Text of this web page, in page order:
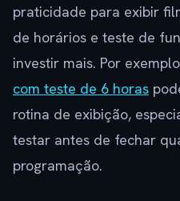
praticidade para exibir
de horários e teste de
investir mais. Por
com teste de 6 horas
rotina de exibição,
testar antes de fechar
programação.